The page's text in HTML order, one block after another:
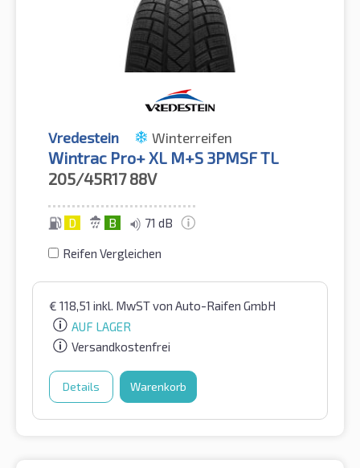
Vredestein Winterreifen
Wintrac Pro+ XL M+S 3PMSF TL
205/45R17 88V
D B 71 dB
Reifen Vergleichen
€ 118,51 inkl. MwSTvon Auto-Raifen GmbH
AUF LAGER
Versandkostenfrei
Details Warenkorb